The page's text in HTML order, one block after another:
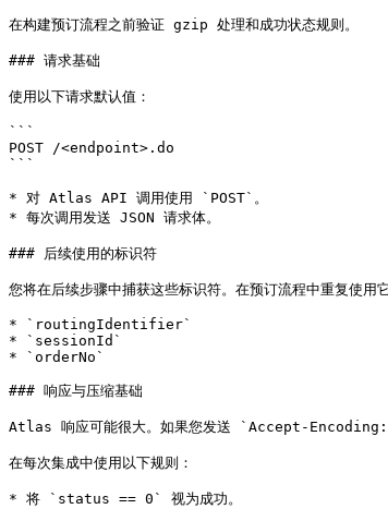
在构建预订流程之前验证 gzip 处理和成功状态规则。
### 请求基础
使用以下请求默认值：
```
POST /<endpoint>.do
```
* 对 Atlas API 调用使用 `POST`。
* 每次调用发送 JSON 请求体。
### 后续使用的标识符
您将在后续步骤中捕获这些标识符。在预订流程中重复使用
* `routingIdentifier`
* `sessionId`
* `orderNo`
### 响应与压缩基础
Atlas 响应可能很大。如果您发送 `Accept-
在每次集成中使用以下规则：
* 将 `status == 0` 视为成功。